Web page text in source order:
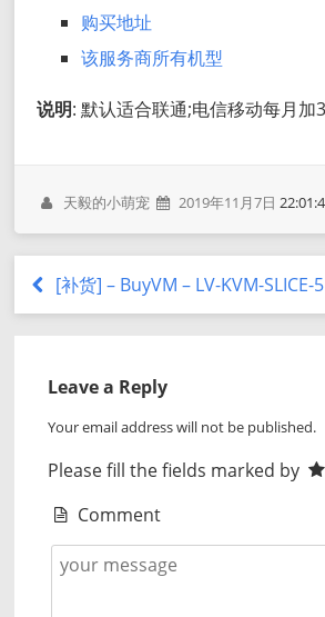
购买地址
该服务商所有机型
说明: 默认适合联通;电信移动每月
天毅的小萌宠 2019年11月7日
[补货] – BuyVM – LV-KVM-SLICE-
Leave a Reply
Your email address will not be published.
Please fill the fields marked by
Comment